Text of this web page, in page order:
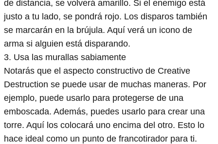
de distancia, se volverá amarillo. Si el enemigo está
justo a tu lado, se pondrá rojo. Los disparos también
se marcarán en la brújula. Aquí verá un icono de
arma si alguien está disparando.
3. Usa las murallas sabiamente
Notarás que el aspecto constructivo de Creative
Destruction se puede usar de muchas maneras. Por
ejemplo, puede usarlo para protegerse de una
emboscada. Además, puedes usarlo para crear una
torre. Aquí los colocará uno encima del otro. Esto lo
hace ideal como un punto de francotirador para ti.